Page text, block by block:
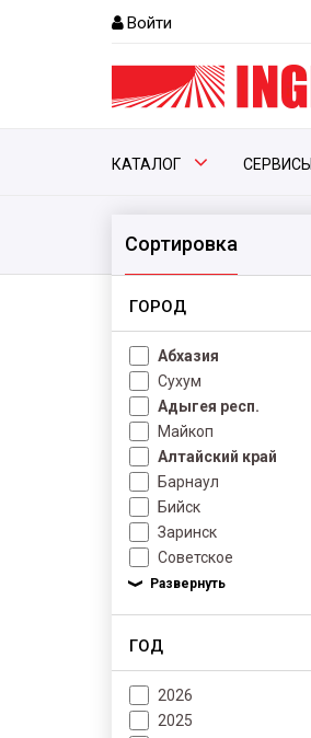
Войти
КАТАЛОГ СЕРВИСЫ
Сортировка
ГОРОД
Абхазия
Сухум
Адыгея респ.
Майкоп
Алтайский край
Барнаул
Бийск
Заринск
Советское
ГОД
2026
2025